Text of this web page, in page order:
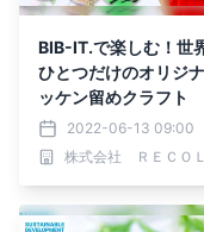
BIB-IT.で楽しむ！世
ひとつだけのオリジ
ッケン留めクラフト
2022-06-13 09:00
株式会社 ＲＥＣＯ